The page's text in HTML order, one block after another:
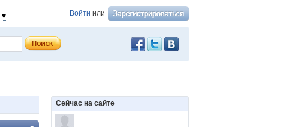
Войти или
Сейчас на сайте